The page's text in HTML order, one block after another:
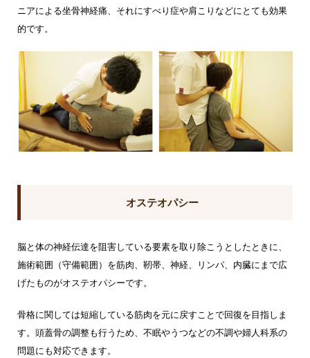
ニアによる坐骨神経痛、それにすべり症や肩こりなどにとても効果
的です。
オステオパシー
脳と体の神経伝達を阻害している要素を取り除こうとしたときに、
施術範囲（守備範囲）を筋肉、靭帯、神経、リンパ、内臓にまで広
げたものがオステオパシーです。
骨格に関しては短縮している筋肉を元に戻すことで回復を目指しま
す。頭蓋骨の調整も行うため、不眠やうつなどの不調や婦人科系の
問題にも対応できます。